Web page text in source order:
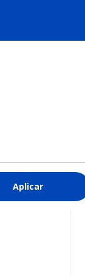
Aplicar
INFORMACIÓN